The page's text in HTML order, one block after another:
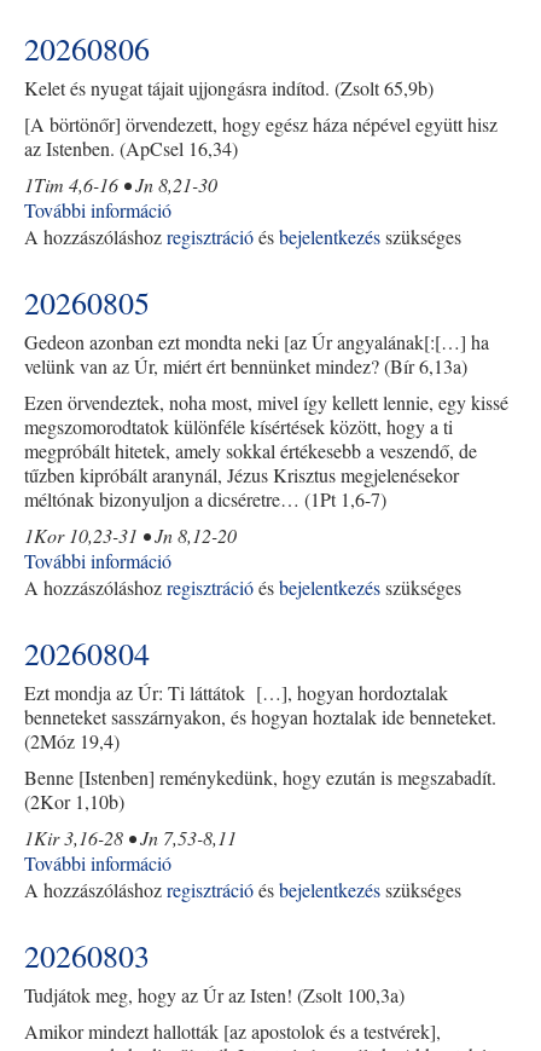
20260806
Kelet és nyugat tájait ujjongásra indítod. (Zsolt 65,9b)
[A börtönőr] örvendezett, hogy egész háza népével együtt hisz
az Istenben. (ApCsel 16,34)
1Tim 4,6-16 • Jn 8,21-30
További információ
tartalommal
A hozzászóláshozregisztrációésbejelentkezésszükséges
20260805
Gedeon azonban ezt mondta neki [az Úr angyalának[:[…] ha
velünk van az Úr, miért ért bennünket mindez? (Bír 6,13a)
Ezen örvendeztek, noha most, mivel így kellett lennie, egy kissé
megszomorodtatok különféle kísértések között, hogy a ti
megpróbált hitetek, amely sokkal értékesebb a veszendő, de
tűzben kipróbált aranynál, Jézus Krisztus megjelenésekor
méltónak bizonyuljon a dicséretre… (1Pt 1,6-7)
1Kor 10,23-31 • Jn 8,12-20
További információ
tartalommal
A hozzászóláshozregisztrációésbejelentkezésszükséges
20260804
Ezt mondja az Úr: Ti láttátok […], hogyan hordoztalak
benneteket sasszárnyakon, és hogyan hoztalak ide benneteket.
(2Móz 19,4)
Benne [Istenben] reménykedünk, hogy ezután is megszabadít.
(2Kor 1,10b)
1Kir 3,16-28 • Jn 7,53-8,11
További információ
tartalommal
A hozzászóláshozregisztrációésbejelentkezésszükséges
20260803
Tudjátok meg, hogy az Úr az Isten! (Zsolt 100,3a)
Amikor mindezt hallották [az apostolok és a testvérek],